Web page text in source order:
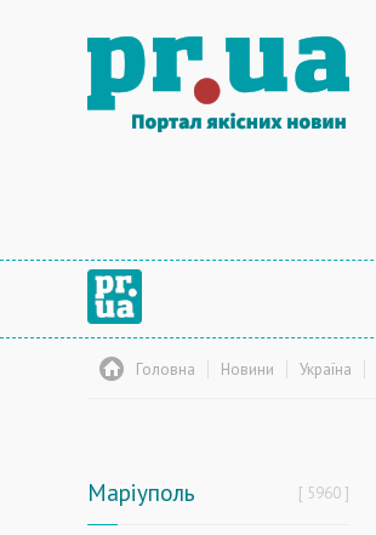
Головна Новини Україна
Маріуполь 5960